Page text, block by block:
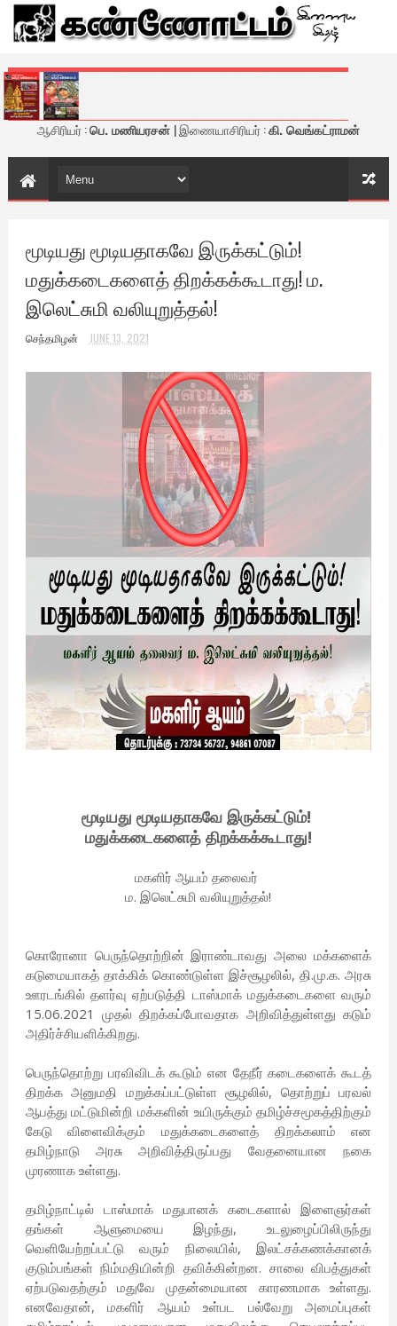
கண்ணோட்டம் - இணைய இதழ்
ஆசிரியர் :பெ. மணியரசன் | இணையாசிரியர் :கி. வெங்கட்ராமன்
மூடியது மூடியதாகவே இருக்கட்டும்!
மதுக்கடைகளைத் திறக்கக்கூடாது! ம.
இலெட்சுமி வலியுறுத்தல்!
செந்தமிழன் JUNE 13, 2021
மூடியது மூடியதாகவே இருக்கட்டும்!
மதுக்கடைகளைத் திறக்கக்கூடாது!
மகளிர் ஆயம் தலைவர்
ம. இலெட்சுமி வலியுறுத்தல்!
கொரோனா பெருந்தொற்றின் இராண்டாவது அலை மக்களைக்
கடுமையாகத் தாக்கிக் கொண்டுள்ள இச்சூழலில், தி.மு.க. அரசு
ஊரடங்கில் தளர்வு ஏற்படுத்தி டாஸ்மாக் மதுக்கடைகளை வரும்
15.06.2021 முதல் திறக்கப்போவதாக அறிவித்துள்ளது கடும்
அதிர்ச்சியளிக்கிறது.
பெருந்தொற்று பரவிவிடக் கூடும் என தேநீர் கடைகளைக் கூடத்
திறக்க அனுமதி மறுக்கப்பட்டுள்ள சூழலில், தொற்றுப் பரவல்
ஆபத்து மட்டுமின்றி மக்களின் உயிருக்கும் தமிழ்ச்சமூகத்திற்கும்
கேடு விளைவிக்கும் மதுக்கடைகளைத் திறக்கலாம் என
தமிழ்நாடு அரசு அறிவித்திருப்பது வேதனையான நகை
முரணாக உள்ளது.
தமிழ்நாட்டில் டாஸ்மாக் மதுபானக் கடைகளால் இளைஞர்கள்
தங்கள் ஆளுமையை இழந்து, உடலுழைப்பிலிருந்து
வெளியேற்றப்பட்டு வரும் நிலையில், இலட்சக்கணக்கானக்
குடும்பங்கள் நிம்மதியின்றி தவிக்கின்றன. சாலை விபத்துகள்
ஏற்படுவதற்கும் மதுவே முதன்மையான காரணமாக உள்ளது.
எனவேதான், மகளிர் ஆயம் உள்பட பல்வேறு அமைப்புகள்